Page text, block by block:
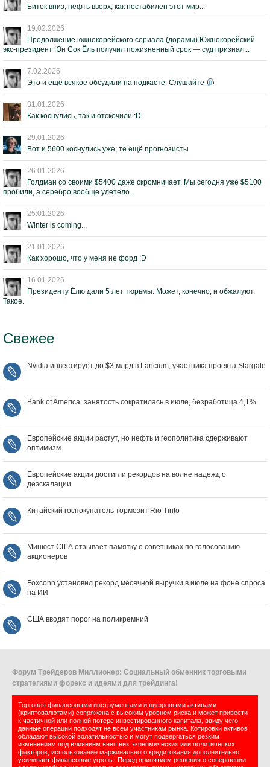
Биток вниз, нефть вверх, как нестабилен этот мир...
19.02.2026
Продолжение южнокорейского сериала (дорамы) Южнокорейский
экс-президент Юн Сок Ёль получил пожизненный срок — суд признал...
7.02.2026
Это и ещё всякое обсудили на подкасте. Слушайте
31.01.2026
Как коснулись, так и отскочили :D
29.01.2026
Вот и 5600 коснулись уже; те ещё прогнозисты
26.01.2026
Голдман со своими $5400 даже скромничает. Мы сегодня уже $5100
пробили, а серебро вообще улетело...
25.01.2026
Winter is coming...
21.01.2026
Как хорошо, что у меня не форд :D
16.01.2026
Президенту Ёлю дали 5 лет тюрьмы. Может, конечно, и обжалуют.
Такое.
Свежее
Nvidia инвестирует до $3 млрд в Lancium, участника проекта Stargate
Bank of America: занятость сократилась в июле, безработица 4,1%
Европейские акции растут, но нефть и геополитика сдерживают
оптимизм
Европейские акции достигли рекордов на волне надежд о
деэскалации
Китайский госпокупатель тормозит Rio Tinto
Минюст США отзывает памятку о советниках по голосованию
акционеров
Foxconn установил рекорд месячной выручки в июле на фоне спроса
на ИИ
США вводят порог на поликремний
Форум Трейдеров Миллионер: Социальный обменник торговыми
стратегиями форекс и идеями для трейдинга!
Торговля финансовыми инструментами и цифровыми активами
(криптовалютами) сопряжена с высоким уровнем риска и может привести
к частичной или полной потере инвестированного капитала, ввиду чего
данные операции подходят не всем участникам рынка. Котировки активов
обладают высокой волатильностью и могут подвергаться резким
изменениям под влиянием внешних экономических или политических
факторов; использование маржинального кредитования дополнительно
усиливает финансовые угрозы. Перед принятием решения о совершении